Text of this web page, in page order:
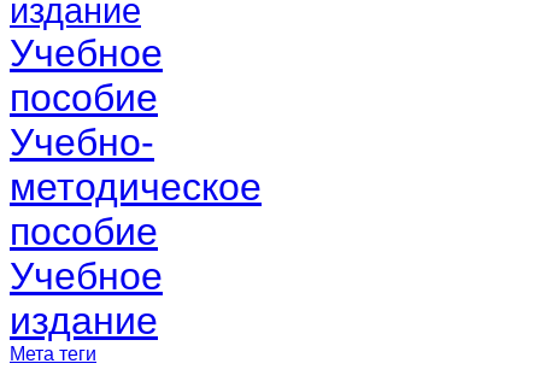
издание
Учебное
пособие
Учебно-
методическое
пособие
Учебное
издание
Мета теги